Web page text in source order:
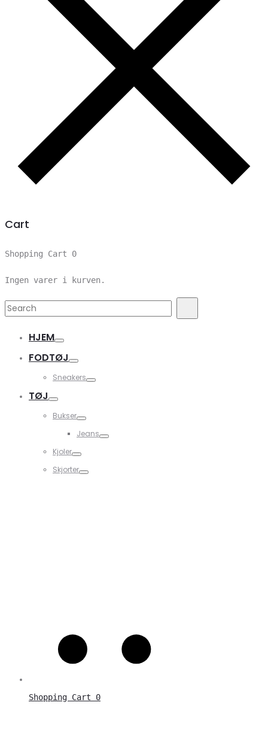
Cart
Shopping Cart 0
Ingen varer i kurven.
Search
HJEM
FODTØJ
Sneakers
TØJ
Bukser
Jeans
Kjoler
Skjorter
Shopping Cart 0